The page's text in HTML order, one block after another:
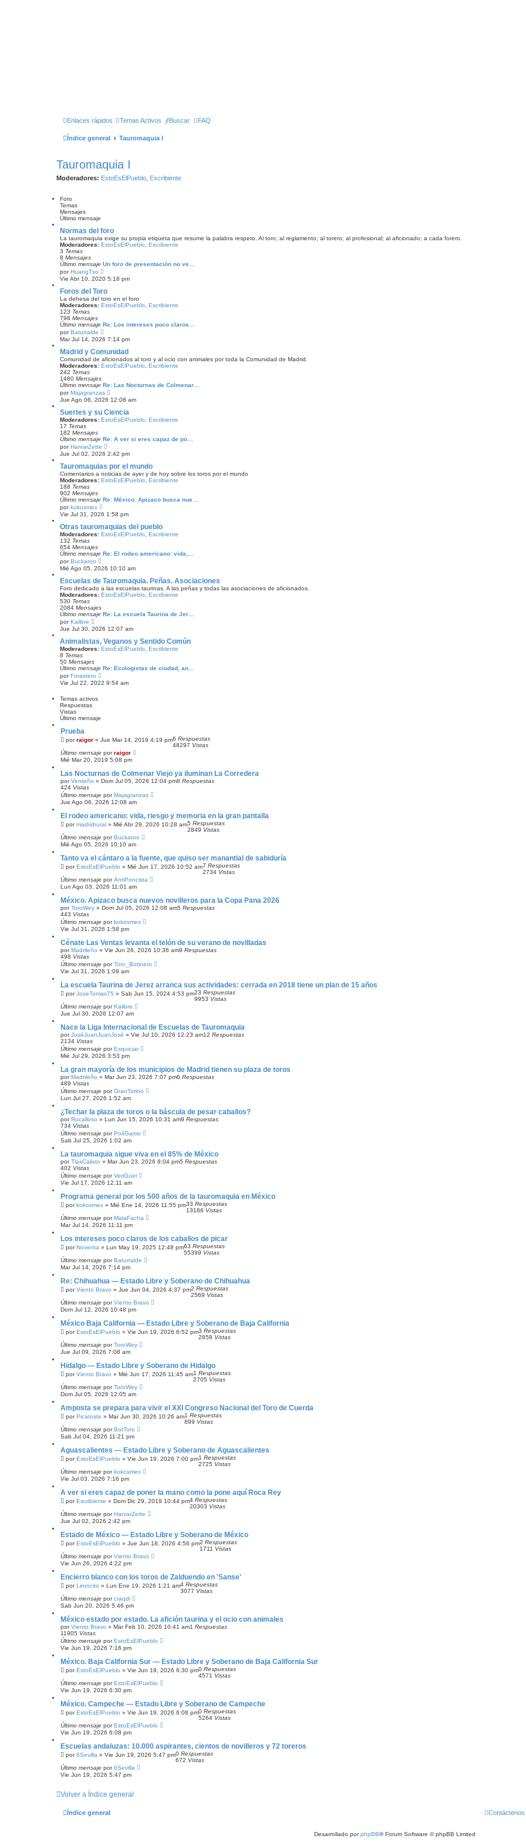
Enlaces rápidos Temas Activos Buscar FAQ
Índice general Tauromaquia I
Tauromaquia I
Moderadores: EstoEsElPueblo Escribiente
Foro
Temas
Mensajes
Último mensaje
Normas del foro
La tauromaquia exige su propia etiqueta que resume la palabra respeto. Al toro; al reglamento; al torero; al profesional; al aficionado; a cada forero.
Moderadores: EstoEsElPueblo
Escribiente
3 Temas
8 Mensajes
Último mensaje Un foro de presentación no ve…
porHuangTxo
e
r
ú
l
t
i
o
m
n
a
j
e
Vie Abr 10, 2020 5:18 pm
Foros del Toro
La dehesa del toro en el foro
Moderadores: EstoEsElPueblo
Escribiente
123 Temas
798 Mensajes
Último mensaje Re: Los intereses poco claros…
porBaturralde
e
r
ú
l
t
i
o
m
e
n
a
j
Mar Jul 14, 2026 7:14 pm
Madrid y Comunidad
Comunidad de aficionados al toro y al ocio con animales por toda la Comunidad de Madrid.
Moderadores: EstoEsElPueblo
Escribiente
242 Temas
1480 Mensajes
Último mensaje Re: Las Nocturnas de Colmenar…
porMajagranzas
e
r
ú
l
t
o
e
s
a
j
Jue Ago 06, 2026 12:08 am
Suertes y su Ciencia
Moderadores: EstoEsElPueblo
Escribiente
17 Temas
182 Mensajes
Último mensaje Re: A ver si eres capaz de po…
porHarvarZette
e
r
ú
t
i
m
n
a
j
Jue Jul 02, 2026 2:42 pm
Tauromaquias por el mundo
Comentarios a noticias de ayer y de hoy sobre los toros por el mundo
Moderadores: EstoEsElPueblo
Escribiente
188 Temas
902 Mensajes
Último mensaje Re: México. Apizaco busca nue…
porkokosmex
e
r
ú
l
t
m
o
e
s
a
j
Vie Jul 31, 2026 1:58 pm
Otras tauromaquias del pueblo
Moderadores: EstoEsElPueblo
Escribiente
132 Temas
654 Mensajes
Último mensaje Re: El rodeo americano: vida,…
porBuckaroo
e
r
ú
t
i
o
m
n
a
j
Mié Ago 05, 2026 10:10 am
Escuelas de Tauromaquia. Peñas. Asociaciones
Foro dedicado a las escuelas taurinas. A las peñas y todas las asociaciones de aficionados.
Moderadores: EstoEsElPueblo
Escribiente
530 Temas
2084 Mensajes
Último mensaje Re: La escuela Taurina de Jer…
porKalibre
e
r
ú
l
t
m
o
m
e
s
e
Jue Jul 30, 2026 12:07 am
Animalistas, Veganos y Sentido Común
Moderadores: EstoEsElPueblo
Escribiente
8 Temas
50 Mensajes
Último mensaje Re: Ecologistas de ciudad, an…
porForastero
e
r
e
s
a
e
Vie Jul 22, 2022 9:54 am
Temas activos
Respuestas
Vistas
Último mensaje
Prueba
porraigor » Jue Mar 14, 2019 4:19 pm6 Respuestas
48297 Vistas
Último mensaje porraigor
Mié Mar 20, 2019 5:08 pm
Las Nocturnas de Colmenar Viejo ya iluminan La Corredera
porVenteño » Dom Jul 05, 2026 12:04 pm8 Respuestas
424 Vistas
Último mensaje porMajagranzas
Jue Ago 06, 2026 12:08 am
El rodeo americano: vida, riesgo y memoria en la gran pantalla
pormadridrural » Mié Abr 29, 2026 10:28 am5 Respuestas
2849 Vistas
Último mensaje porBuckaroo
Mié Ago 05, 2026 10:10 am
Tanto va el cántaro a la fuente, que quiso ser manantial de sabiduría
porEstoEsElPueblo » Mié Jun 17, 2026 10:52 am7 Respuestas
2734 Vistas
Último mensaje porAntiPoncista
Lun Ago 03, 2026 11:01 am
México. Apizaco busca nuevos novilleros para la Copa Pana 2026
porToroWey » Dom Jul 05, 2026 12:08 am5 Respuestas
443 Vistas
Último mensaje porkokosmex
Vie Jul 31, 2026 1:58 pm
Cénate Las Ventas levanta el telón de su verano de novilladas
porMadrileño » Vie Jun 26, 2026 10:36 am9 Respuestas
498 Vistas
Último mensaje porToro_Botinero
Vie Jul 31, 2026 1:09 am
La escuela Taurina de Jerez arranca sus actividades: cerrada en 2018 tiene un plan de 15 años
porJoseTomas75 » Sab Jun 15, 2024 4:53 pm23 Respuestas
9953 Vistas
Último mensaje porKalibre
Jue Jul 30, 2026 12:07 am
Nace la Liga Internacional de Escuelas de Tauromaquia
porJoséJuanJuanJosé » Vie Jul 10, 2026 12:23 am12 Respuestas
2134 Vistas
Último mensaje porEsquiciar
Mié Jul 29, 2026 3:53 pm
La gran mayoría de los municipios de Madrid tienen su plaza de toros
porMadrileño » Mar Jun 23, 2026 7:07 pm6 Respuestas
489 Vistas
Último mensaje porGranTorino
Lun Jul 27, 2026 1:52 am
¿Techar la plaza de toros o la báscula de pesar caballos?
porRocalloso » Lun Jun 15, 2026 10:31 am9 Respuestas
734 Vistas
Último mensaje porPolíGamo
Sab Jul 25, 2026 1:02 am
La tauromaquia sigue viva en el 85% de México
porTlaxCalixto » Mar Jun 23, 2026 8:04 pm5 Respuestas
402 Vistas
Último mensaje porVeriGüel
Vie Jul 17, 2026 12:11 am
Programa general por los 500 años de la tauromaquia en México
porkokosmex » Mié Ene 14, 2026 11:55 pm33 Respuestas
13186 Vistas
Último mensaje porMalaFacha
Mar Jul 14, 2026 11:11 pm
Los intereses poco claros de los caballos de picar
porNoventa » Lun May 19, 2025 12:48 pm63 Respuestas
55399 Vistas
Último mensaje porBaturralde
Mar Jul 14, 2026 7:14 pm
Re: Chihuahua — Estado Libre y Soberano de Chihuahua
porViento Bravo » Jue Jun 04, 2026 4:37 pm2 Respuestas
2569 Vistas
Último mensaje porViento Bravo
Dom Jul 12, 2026 10:48 pm
México Baja California — Estado Libre y Soberano de Baja California
porEstoEsElPueblo » Vie Jun 19, 2026 6:52 pm3 Respuestas
2858 Vistas
Último mensaje porToroWey
Jue Jul 09, 2026 7:08 am
Hidalgo — Estado Libre y Soberano de Hidalgo
porViento Bravo » Mié Jun 17, 2026 11:45 am1 Respuestas
2705 Vistas
Último mensaje porToroWey
Dom Jul 05, 2026 12:05 am
Amposta se prepara para vivir el XXI Congreso Nacional del Toro de Cuerda
porPicatoste » Mar Jun 30, 2026 10:26 am1 Respuestas
899 Vistas
Último mensaje porBotToro
Sab Jul 04, 2026 11:21 pm
Aguascalientes — Estado Libre y Soberano de Aguascalientes
porEstoEsElPueblo » Vie Jun 19, 2026 7:00 pm1 Respuestas
2725 Vistas
Último mensaje porkokosmex
Vie Jul 03, 2026 7:16 pm
A ver si eres capaz de poner la mano como la pone aquí Roca Rey
porEscribiente » Dom Dic 29, 2019 10:44 pm4 Respuestas
20303 Vistas
Último mensaje porHarvarZette
Jue Jul 02, 2026 2:42 pm
Estado de México — Estado Libre y Soberano de México
porEstoEsElPueblo » Jue Jun 18, 2026 4:56 pm2 Respuestas
1711 Vistas
Último mensaje porViento Bravo
Vie Jun 26, 2026 4:22 pm
Encierro blanco con los toros de Zalduendo en 'Sanse'
porLironcito » Lun Ene 19, 2026 1:21 am4 Respuestas
3077 Vistas
Último mensaje porcraqdi
Sab Jun 20, 2026 5:46 pm
México estado por estado. La afición taurina y el ocio con animales
porViento Bravo » Mar Feb 10, 2026 10:41 am1 Respuestas
11905 Vistas
Último mensaje porEstoEsElPueblo
Vie Jun 19, 2026 7:16 pm
México. Baja California Sur — Estado Libre y Soberano de Baja California Sur
porEstoEsElPueblo » Vie Jun 19, 2026 6:30 pm0 Respuestas
4571 Vistas
Último mensaje porEstoEsElPueblo
Vie Jun 19, 2026 6:30 pm
México. Campeche — Estado Libre y Soberano de Campeche
porEstoEsElPueblo » Vie Jun 19, 2026 6:08 pm0 Respuestas
5264 Vistas
Último mensaje porEstoEsElPueblo
Vie Jun 19, 2026 6:08 pm
Escuelas andaluzas: 10.000 aspirantes, cientos de novilleros y 72 toreros
por6Sevilla » Vie Jun 19, 2026 5:47 pm0 Respuestas
672 Vistas
Último mensaje por6Sevilla
Vie Jun 19, 2026 5:47 pm
Volver a Índice general
Índice general Contáctenos
Desarrollado porphpBB® Forum Software © phpBB Limited